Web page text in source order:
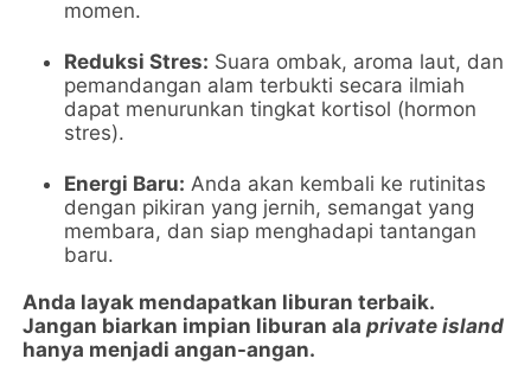
momen.
Reduksi Stres: Suara ombak, aroma laut, dan
pemandangan alam terbukti secara ilmiah
dapat menurunkan tingkat kortisol (hormon
stres).
Energi Baru: Anda akan kembali ke rutinitas
dengan pikiran yang jernih, semangat yang
membara, dan siap menghadapi tantangan
baru.
Anda layak mendapatkan liburan terbaik.
Jangan biarkan impian liburan alaprivate island
hanya menjadi angan-angan.